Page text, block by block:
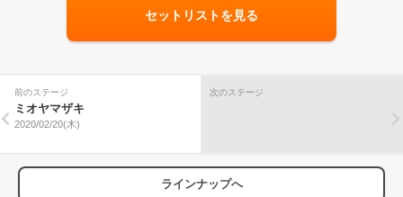
セットリストを見る
前のステージ
ミオヤマザキ
2020/02/20(木)
次のステージ
ラインナップへ